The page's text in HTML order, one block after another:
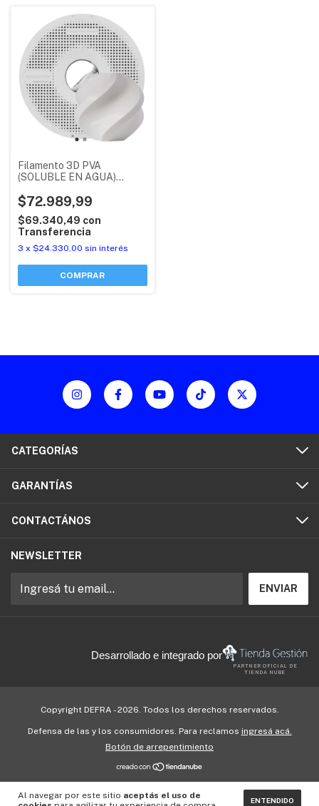
Al navegar por este sitio aceptás el uso de
ENTENDIDO
Filamento 3D PVA
(SOLUBLE EN AGUA)
RFID
$72.989,99
$69.340,49 con
Transferencia
3 x $24.330,00 sin interés
COMPRAR
CATEGORÍAS
GARANTÍAS
CONTACTÁNOS
NEWSLETTER
Desarrollado e integrado por
PARTNER OFICIAL DE
TIENDA NUBE
Copyright DEFRA - 2026. Todos los derechos reservados.
Defensa de las y los consumidores. Para reclamos ingresá acá.
Botón de arrepentimiento